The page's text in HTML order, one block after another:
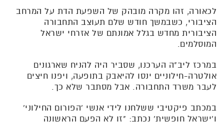
לכאורה, זהו מקרה מובהק של השפעת הדת על המרחב
הציבורי, כשבמשך חודש שלם תעוצב התחבורה
הציבורית מחדש בגלל אמונתם של אזרחי ישראל
המוסלמים.
במרכז ליב"ה הערכנו, שסביר היה להניח שארגונים
אולטרה-חילוניים ינסו להיאבק בתופעה, ויפנו חיצים
לעבר משרד התחבורה. אבל מסתבר שלא כך.
במכתב פיקטיבי ששלחנו לידי אנשי 'הפורום החילוני'
ו'ישראל חופשית' נכתב: "זו לא הפעם הראשונה